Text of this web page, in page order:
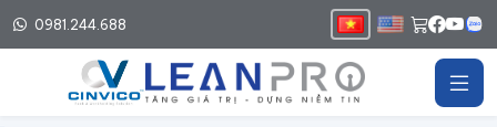
0981.244.688